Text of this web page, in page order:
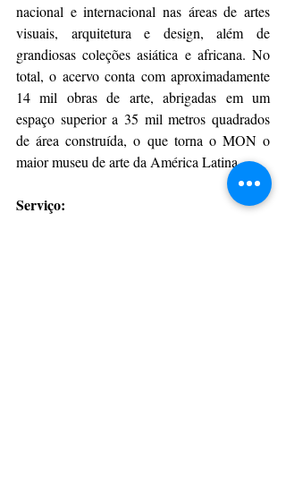
nacional e internacional nas áreas de artes
visuais, arquitetura e design, além de
grandiosas coleções asiática e africana. No
total, o acervo conta com aproximadamente
14 mil obras de arte, abrigadas em um
espaço superior a 35 mil metros quadrados
de área construída, o que torna o MON o
maior museu de arte da América Latina.
Serviço: